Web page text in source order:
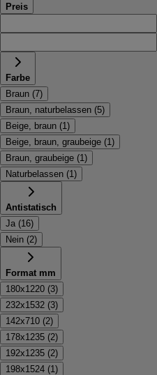
Preis
Farbe
Braun (7)
Braun, naturbelassen (5)
Beige, braun (1 )
Beige, braun, graubeige (1 )
Braun, graubeige (1 )
Naturbelassen (1 )
Antistatisch
Ja (16)
Nein (2)
Format mm
180x1220 (3)
232x1532 (3)
142x710 (2)
178x1235 (2)
192x1235 (2)
198x1524 (1 )